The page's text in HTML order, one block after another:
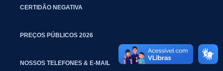
CERTIDÃO NEGATIVA
PREÇOS PÚBLICOS 2026
NOSSOS TELEFONES & E-MAIL